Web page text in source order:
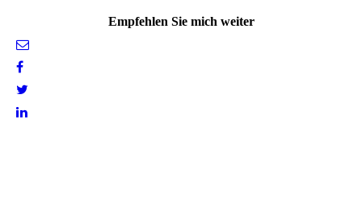
Empfehlen Sie mich weiter